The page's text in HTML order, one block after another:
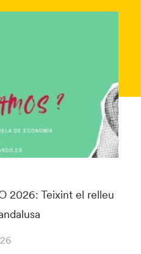
2026: Teixint el relleu